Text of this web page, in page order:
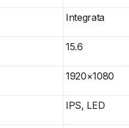
Integrata
15.6
1920×1080
IPS, LED